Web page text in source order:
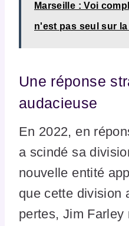
Marseille : Voi
n'est pas seul sur la
Une réponse
audacieuse
En 2022, en
a scindé sa
nouvelle entité
que cette division
pertes, Jim